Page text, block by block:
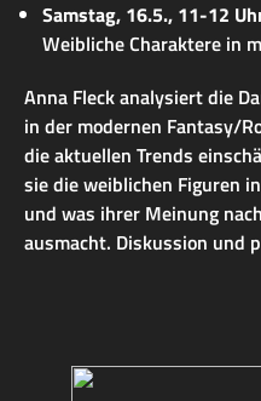
Samstag, 16.5., 11-12
Weibliche Charaktere in
Anna Fleck analysiert die
in der modernen Fantasy/
die aktuellen Trends
sie die weiblichen Figuren
und was ihrer Meinung
ausmacht. Diskussion und